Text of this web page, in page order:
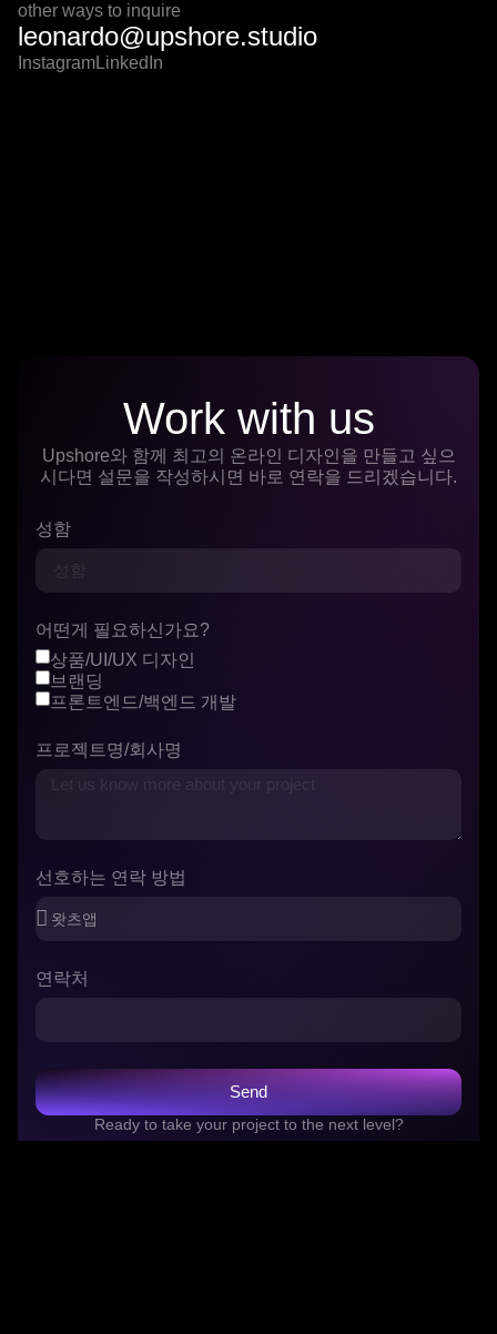
other ways to inquire
leonardo@upshore.studio
InstagramLinkedIn
Work with us
Upshore와 함께 최고의 온라인 디자인을 만들고 싶으
시다면 설문을 작성하시면 바로 연락을 드리겠습니다.
성함
어떤게 필요하신가요?
상품/UI/UX 디자인
브랜딩
프론트엔드/백엔드 개발
프로젝트명/회사명
선호하는 연락 방법
연락처
Send
Ready to take your project to the next level?